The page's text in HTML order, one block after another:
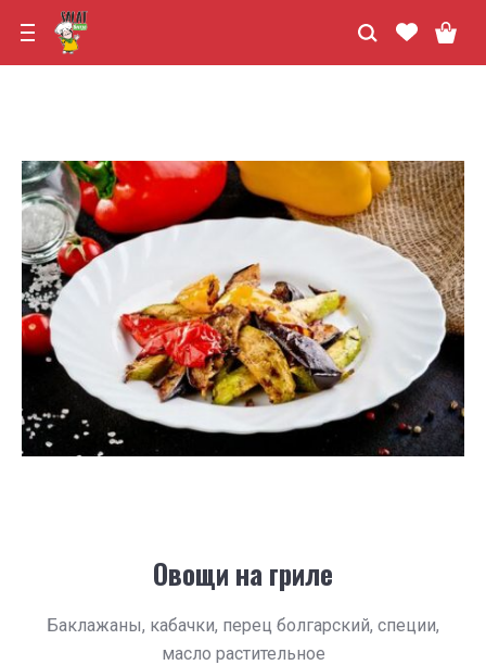
Овощи на гриле
Баклажаны, кабачки, перец болгарский, специи,
масло растительное